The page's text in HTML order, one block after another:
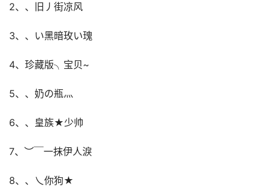
2、、旧丿街凉风
3、、い黑暗玫い瑰
4、珍藏版╮宝贝~
5、、奶の瓶灬
6、、皇族★少帅
7、︶￣一抹伊人淚
8、、乀你狗★